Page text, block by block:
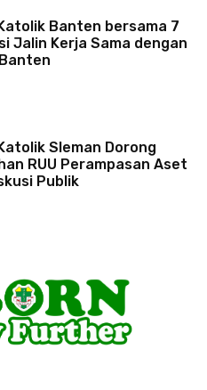
Banten bersama 7
Jalin Kerja Sama dengan
Sleman Dorong
RUU Perampasan Aset
Publik